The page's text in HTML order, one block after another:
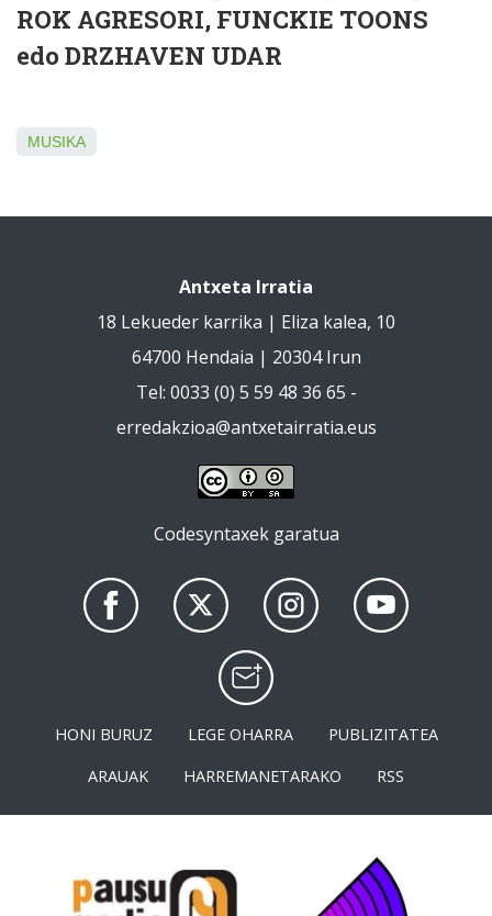
ROK AGRESORI, FUNCKIE TOONS
edo DRZHAVEN UDAR
MUSIKA
Antxeta Irratia
18 Lekueder karrika | Eliza kalea, 10
64700 Hendaia | 20304 Irun
Tel: 0033 (0) 5 59 48 36 65 -
erredakzioa@antxetairratia.eus
Codesyntaxek garatua
HONI BURUZ LEGE OHARRA
PUBLIZITATEA
ARAUAK
HARREMANETARAKO RSS